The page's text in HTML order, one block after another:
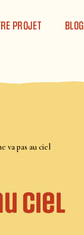
PROJET BLOG
va pas au ciel
ciel